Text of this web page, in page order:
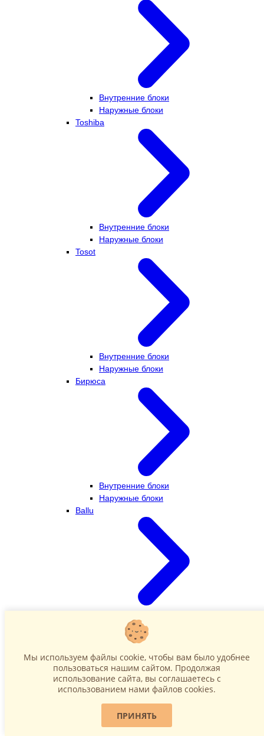
Внутренние блоки
Наружные блоки
Toshiba
Внутренние блоки
Наружные блоки
Tosot
Внутренние блоки
Наружные блоки
Бирюса
Внутренние блоки
Наружные блоки
Ballu
Наружные блоки
Мы используем файлы cookie, чтобы вам было удобнее
пользоваться нашим сайтом. Продолжая
использование сайта, вы соглашаетесь c
использованием нами файлов cookies.
ПРИНЯТЬ